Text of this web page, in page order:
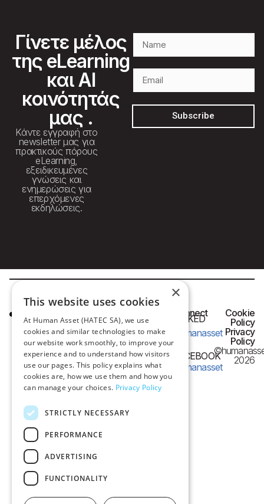
Γίνετε μέλος
της eLearning
και AI
κοινότητάς
μας .
Κάντε εγγραφή στο
newsletter μας για
πρακτικούς πόρους
eLearning,
εξειδικευμένες
γνώσεις και
ενημερώσεις για
επερχόμενες
εκδηλώσεις.
Subscribe
Frangon 13,
54626 Thessaloniki,
Greece
e-mail:
info@humanasset.com
Connect
LINKED
humanasset
FACEBOOK
humanasset
Cookie
Policy
Privacy
Policy
2026
×
This website uses cookies
At Human Asset (HATEC SA), we use
cookies and similar technologies to make
our website work smoothly, to improve your
experience and to understand how visitors
use our pages. This policy explains what
cookies are, how we use them and how you
can manage your choices. Privacy Policy
STRICTLY NECESSARY
PERFORMANCE
ADVERTISING
FUNCTIONALITY